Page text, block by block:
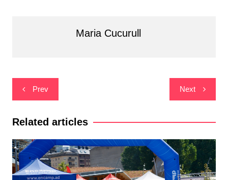
Maria Cucurull
Navegació
d'entrades
Prev Next
Related articles